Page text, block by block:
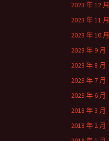
2023 年 12 月
2023 年 11 月
2023 年 10 月
2023 年 9 月
2023 年 8 月
2023 年 7 月
2023 年 6 月
2018 年 3 月
2018 年 2 月